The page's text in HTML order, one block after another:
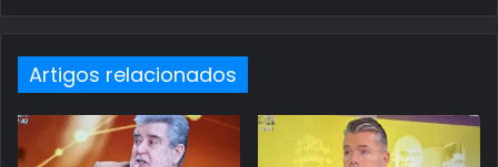
Artigos relacionados